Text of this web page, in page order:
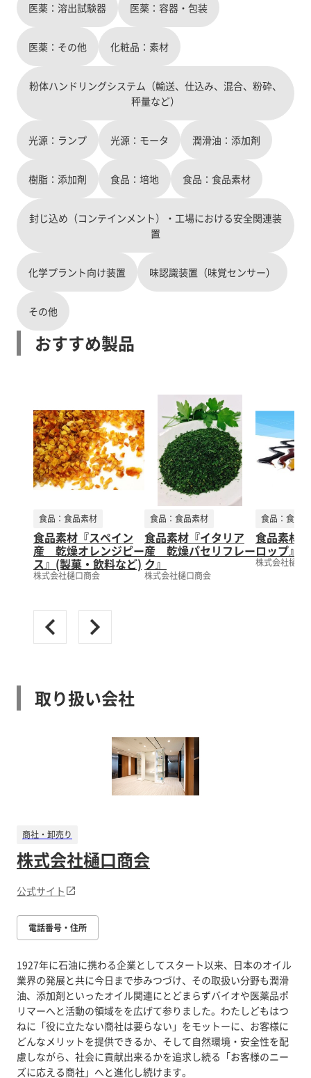
医薬：溶出試験器 医薬：容器・包装
医薬：その他 化粧品：素材
粉体ハンドリングシステム（輸送、仕込み、混合、粉砕、
秤量など）
光源：ランプ 光源：モータ 潤滑油：添加剤
樹脂：添加剤 食品：培地 食品：食品素材
封じ込め（コンテインメント）・工場における安全関連装
置
化学プラント向け装置 味認識装置（味覚センサー）
その他
おすすめ製品
食品：食品素材
食品素材『スペイン
産 乾燥オレンジピー
ス』(製菓・飲料など)
株式会社樋口商会
食品：食品素材
食品素材『イタリア
産 乾燥パセリフレー
ク』
株式会社樋口商会
食品：食品
食品素材
ロップ』
株式会社樋口
取り扱い会社
商社・卸売り
株式会社樋口商会
公式サイト
電話番号・住所
1927年に石油に携わる企業としてスタート以来、日本のオイル
業界の発展と共に今日まで歩みつづけ、その取扱い分野も潤滑
油、添加剤といったオイル関連にとどまらずバイオや医薬品ポ
リマーへと活動の領域をを広げて参りました。わたしどもはつ
ねに「役に立たない商社は要らない」をモットーに、お客様に
どんなメリットを提供できるか、そして自然環境・安全性を配
慮しながら、社会に貢献出来るかを追求し続る「お客様のニー
ズに応える商社」へと進化し続けます。